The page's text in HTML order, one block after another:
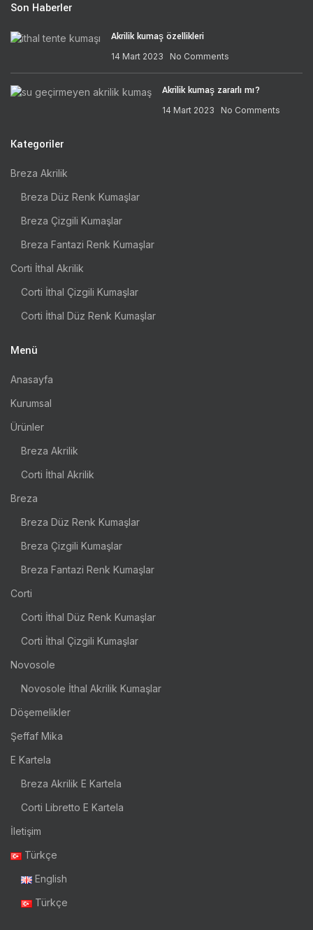
Son Haberler
Akrilik kumaş özellikleri
14 Mart 2023 No Comments
Akrilik kumaş zararlı mı?
14 Mart 2023 No Comments
Kategoriler
Breza Akrilik
Breza Düz Renk Kumaşlar
Breza Çizgili Kumaşlar
Breza Fantazi Renk Kumaşlar
Corti İthal Akrilik
Corti İthal Çizgili Kumaşlar
Corti İthal Düz Renk Kumaşlar
Menü
Anasayfa
Kurumsal
Ürünler
Breza Akrilik
Corti İthal Akrilik
Breza
Breza Düz Renk Kumaşlar
Breza Çizgili Kumaşlar
Breza Fantazi Renk Kumaşlar
Corti
Corti İthal Düz Renk Kumaşlar
Corti İthal Çizgili Kumaşlar
Novosole
Novosole İthal Akrilik Kumaşlar
Döşemelikler
Şeffaf Mika
E Kartela
Breza Akrilik E Kartela
Corti Libretto E Kartela
İletişim
Türkçe
English
Türkçe